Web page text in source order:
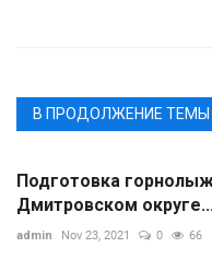
В ПРОДОЛЖЕНИЕ ТЕМЫ
Подготовка
Дмитровском округе...
admin Nov 23, 2021 0 66